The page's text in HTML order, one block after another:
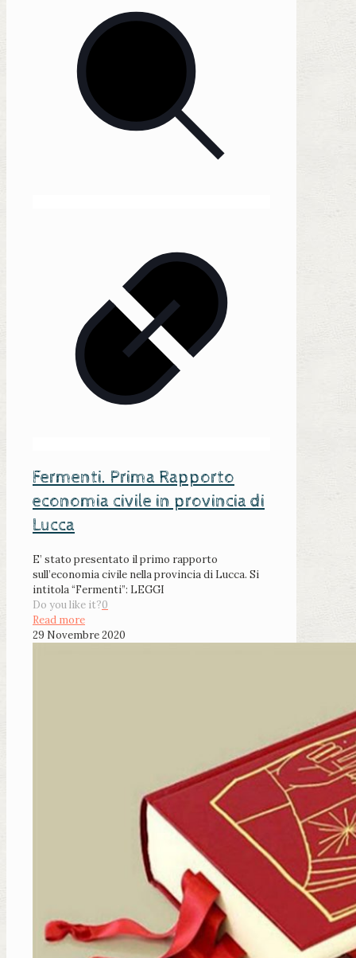
Fermenti. Prima Rapporto
economia civile in provincia di
Lucca
E’ stato presentato il primo rapporto
sull’economia civile nella provincia di Lucca. Si
intitola “Fermenti”: LEGGI
Do you like it?0
Read more
29 Novembre 2020